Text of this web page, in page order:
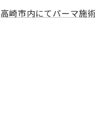
高崎市内にてパーマ施